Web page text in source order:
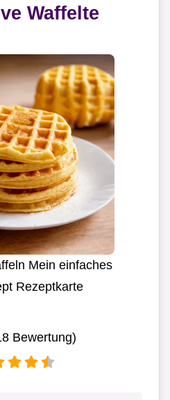
Waffelte
Mein einfaches
Rezeptkarte
Bewertung)